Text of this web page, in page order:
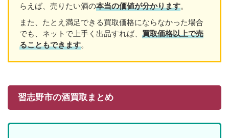
らえば、売りたい酒の本当の価値が分かります。
また、たとえ満足できる買取価格にならなかった場合
でも、ネットで上手く出品すれば、 買取価格以上で売
ることもできます。
習志野市の酒買取まとめ